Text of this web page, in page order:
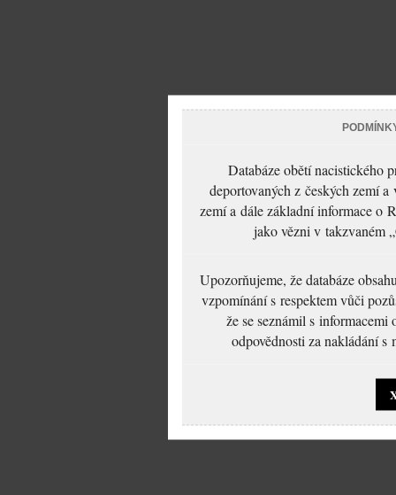
Databáze obětí nacistického
deportovaných z českých zemí
zemí a dále základní informace o
jako vězni v takzvaném
Upozorňujeme, že databáze
vzpomínání s respektem vůči
že se seznámil s
odpovědnosti za nakládání